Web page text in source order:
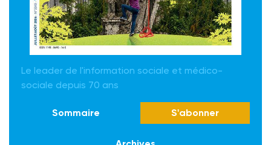
Le leader de l'information sociale et médico-
sociale depuis 70 ans
Sommaire S'abonner